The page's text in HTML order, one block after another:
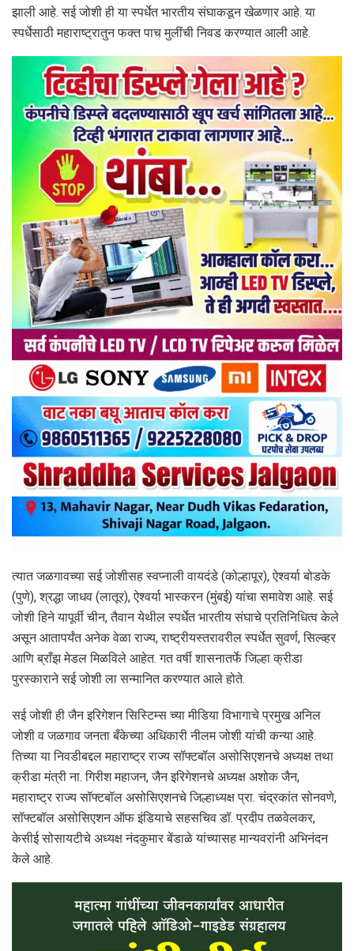
झाली आहे. सई जोशी ही या स्पर्धेत भारतीय संघाकडून खेळणार आहे. या
स्पर्धेसाठी महाराष्ट्रातुन फक्त पाच मुलींची निवड करण्यात आली आहे.
त्यात जळगावच्या सई जोशीसह स्वप्नाली वायदंडे (कोल्हापूर), ऐश्वर्या बोडके
(पुणे), श्रद्धा जाधव (लातूर), ऐश्वर्या भास्करन (मुंबई) यांचा समावेश आहे. सई
जोशी हिने यापूर्वी चीन, तैवान येथील स्पर्धेत भारतीय संघाचे प्रतिनिधित्व केले
असून आतापर्यंत अनेक वेळा राज्य, राष्ट्रीयस्तरावरील स्पर्धेत सुवर्ण, सिल्व्हर
आणि ब्राँझ मेडल मिळविले आहेत. गत वर्षी शासनातर्फे जिल्हा क्रीडा
पुरस्काराने सई जोशी ला सन्मानित करण्यात आले होते.
सई जोशी ही जैन इरिगेशन सिस्टिम्स च्या मीडिया विभागाचे प्रमुख अनिल
जोशी व जळगाव जनता बँकेच्या अधिकारी नीलम जोशी यांची कन्या आहे.
तिच्या या निवडीबद्दल महाराष्ट्र राज्य सॉफ्टबॉल असोसिएशनचे अध्यक्ष तथा
क्रीडा मंत्री ना. गिरीश महाजन, जैन इरिगेशनचे अध्यक्ष अशोक जैन,
महाराष्ट्र राज्य सॉफ्टबॉल असोसिएशनचे जिल्हाध्यक्ष प्रा. चंद्रकांत सोनवणे,
सॉफ्टबॉल असोसिएशन ऑफ इंडियाचे सहसचिव डॉ. प्रदीप तळवेलकर,
केसीई सोसायटीचे अध्यक्ष नंदकुमार बेंडाळे यांच्यासह मान्यवरांनी अभिनंदन
केले आहे.